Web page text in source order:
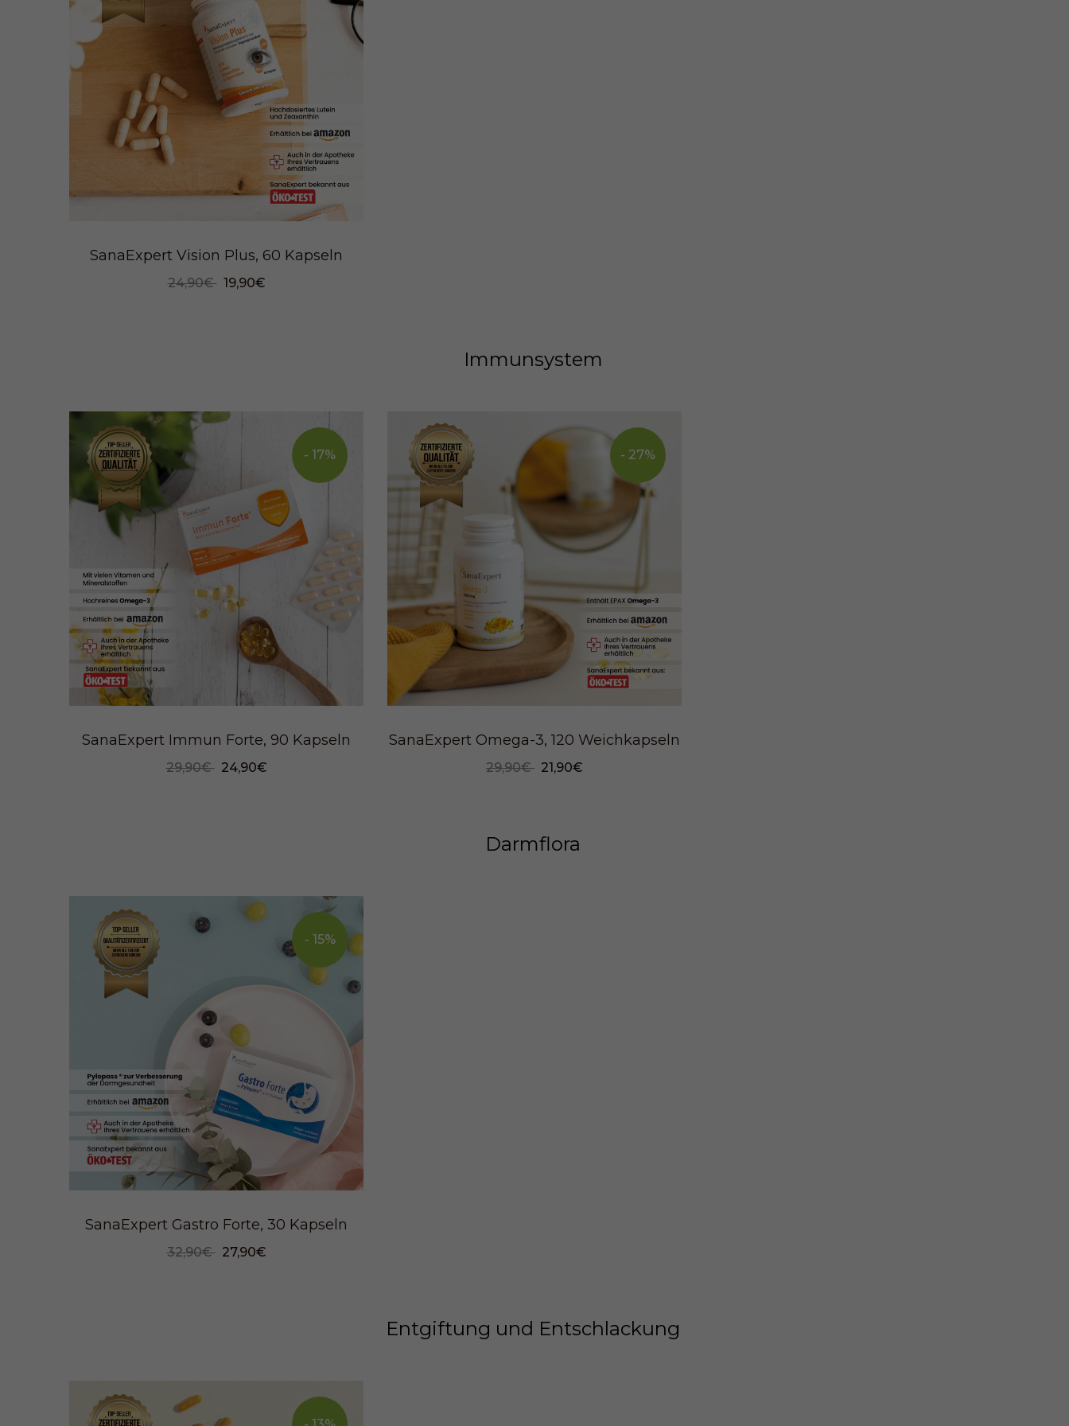
SanaExpert Vision Plus, 60 Kapseln
24,90€ 19,90€
Immunsystem
- 17%
SanaExpert Immun Forte, 90 Kapseln
29,90€ 24,90€
- 27%
SanaExpert Omega-3, 120 Weichkapseln
29,90€ 21,90€
Darmflora
- 15%
SanaExpert Gastro Forte, 30 Kapseln
32,90€ 27,90€
Entgiftung und Entschlackung